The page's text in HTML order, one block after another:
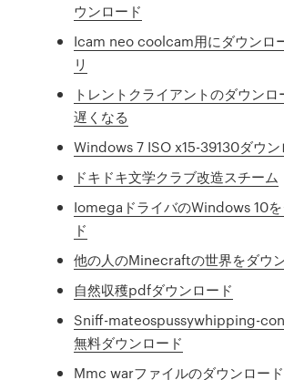
ウンロード
Icam neo coolcam用にダウンロ
リ
トレントクライアントのダウン
遅くなる
Windows 7 ISO x15-39130ダウン
ドキドキ文学クラブ改造スチーム
IomegaドライバのWindows 10
ド
他の人のMinecraftの世界をダウ
自然収穫pdfダウンロード
Sniff-mateospussywhipping-
無料ダウンロード
Mmc warファイルのダウンロード